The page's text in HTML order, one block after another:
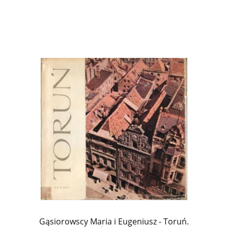
Gąsiorowscy Maria i Eugeniusz - Toruń.